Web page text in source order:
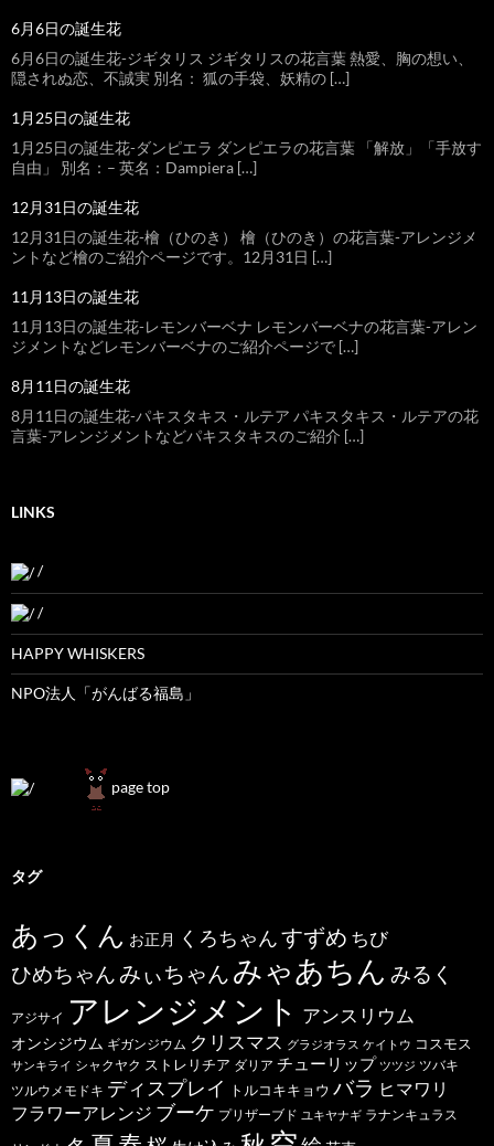
6月6日の誕生花
6月6日の誕生花-ジギタリス ジギタリスの花言葉 熱愛、胸の想い、
隠されぬ恋、不誠実 別名： 狐の手袋、妖精の […]
1月25日の誕生花
1月25日の誕生花-ダンピエラ ダンピエラの花言葉 「解放」「手放す
自由」 別名：– 英名：Dampiera […]
12月31日の誕生花
12月31日の誕生花-檜（ひのき） 檜（ひのき）の花言葉-アレンジメ
ントなど檜のご紹介ページです。12月31日 […]
11月13日の誕生花
11月13日の誕生花-レモンバーベナ レモンバーベナの花言葉-アレン
ジメントなどレモンバーベナのご紹介ページで […]
8月11日の誕生花
8月11日の誕生花-パキスタキス・ルテア パキスタキス・ルテアの花
言葉-アレンジメントなどパキスタキスのご紹介 […]
LINKS
/
/
HAPPY WHISKERS
NPO法人「がんばる福島」
page top
タグ
あっくん お正月 くろちゃんすずめ ちび
ひめちゃんみぃちゃん みゃあちん みるく
アジサイ アレンジメント アンスリウム
オンシジウム ギガンジウム クリスマス グラジオラス ケイトウ コスモス
サンキライ シャクヤク ストレリチア ダリア チューリップ ツツジ ツバキ
ツルウメモドキ ディスプレイ トルコキキョウ バラ ヒマワリ
フラワーアレンジ ブーケ プリザーブド ユキヤナギ ラナンキュラス